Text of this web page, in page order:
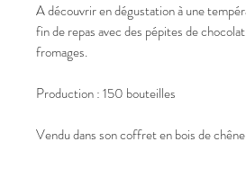
A découvrir en dégustation à une
fin de repas avec des pépites de
fromages.
Production : 150 bouteilles
Vendu dans son coffret en bois de